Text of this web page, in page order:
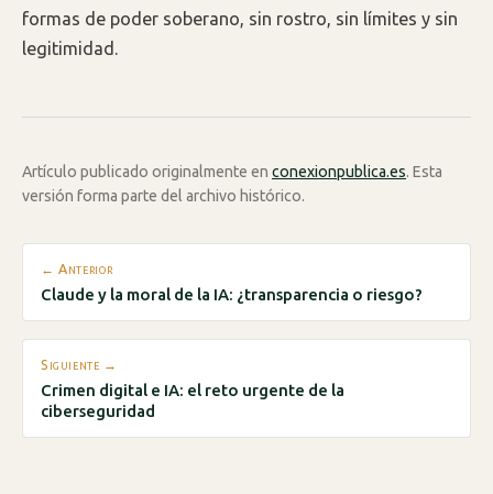
formas de poder soberano, sin rostro, sin límites y sin
legitimidad.
Artículo publicado originalmente en conexionpublica.es. Esta
versión forma parte del archivo histórico.
← Anterior
Claude y la moral de la IA: ¿transparencia o riesgo?
Siguiente →
Crimen digital e IA: el reto urgente de la
ciberseguridad